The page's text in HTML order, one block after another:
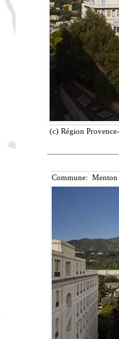
(c) Région
Commune: